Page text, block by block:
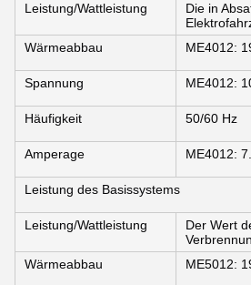
Leistung/Wattleistung
Die in
Wärmeabbau
ME4012:
Spannung ME4012:
Häufigkeit 50/60 Hz
Amperage ME4012:
Leistung des Basissystems
Leistung/Wattleistung
Der Wert
Wärmeabbau
ME5012: